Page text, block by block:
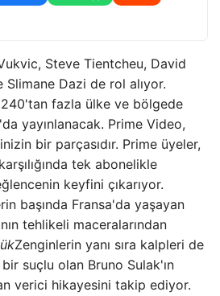
Steve Tientcheu, David
Dazi de rol alıyor.
240'tan fazla ülke ve bölgede
yayınlanacak. Prime Video,
bir parçasıdır. Prime üyeler,
tek abonelikle
keyfini çıkarıyor.
başında Fransa'da yaşayan
tehlikeli maceralarından
Zenginlerin yanı sıra kalpleri de
suçlu olan Bruno Sulak'ın
verici hikayesini takip ediyor.